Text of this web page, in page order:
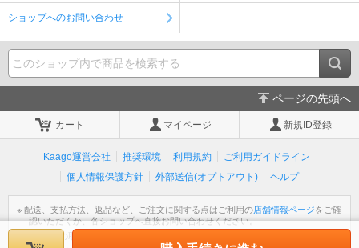
ショップへのお問い合わせ
ページの先頭へ
カート マイページ 新規ID登録
Kaago運営会社 推奨環境 利用規約
ご利用ガイドライン
個人情報保護方針
外部送信(オプトアウト) ヘルプ
※ 配送、支払方法、返品など、ご注文に関する点はご利用の店舗情報ページをご確
認いただくか、各ショップへ直接お問い合わせください。
※ 個人情報の取扱いについては